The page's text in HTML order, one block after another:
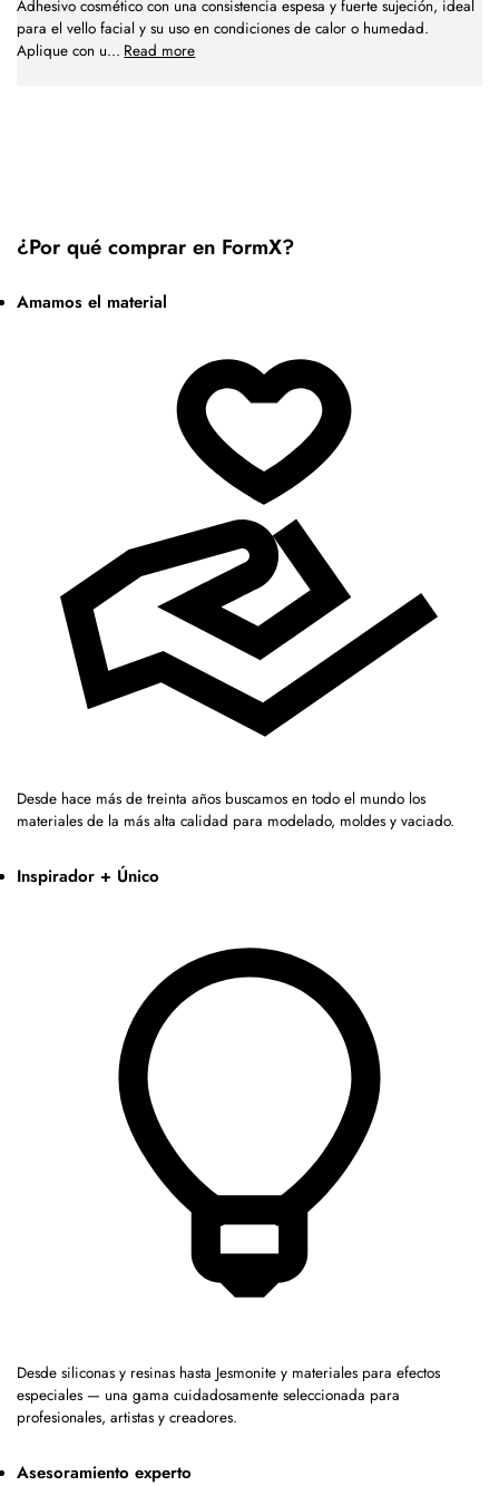
Adhesivo cosmético con una consistencia espesa y fuerte sujeción, ideal
para el vello facial y su uso en condiciones de calor o humedad.
Aplique con u... Read more
¿Por qué comprar en FormX?
Amamos el material
Desde hace más de treinta años buscamos en todo el mundo los
materiales de la más alta calidad para modelado, moldes y vaciado.
Inspirador + Único
Desde siliconas y resinas hasta Jesmonite y materiales para efectos
especiales — una gama cuidadosamente seleccionada para
profesionales, artistas y creadores.
Asesoramiento experto